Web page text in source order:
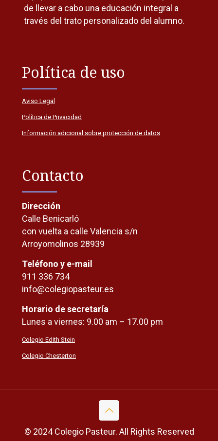
de llevar a cabo una educación integral a
través del trato personalizado del alumno.
Política de uso
Aviso Legal
Política de Privacidad
Información adicional sobre protección de datos
Contacto
Dirección
Calle Benicarló
con vuelta a calle Valencia s/n
Arroyomolinos 28939
Teléfono y e-mail
911 336 734
info@colegiopasteur.es
Horario de secretaría
Lunes a viernes: 9.00 am – 17.00 pm
Colegio Edith Stein
Colegio Chesterton
© 2024 Colegio Pasteur. All Rights Reserved